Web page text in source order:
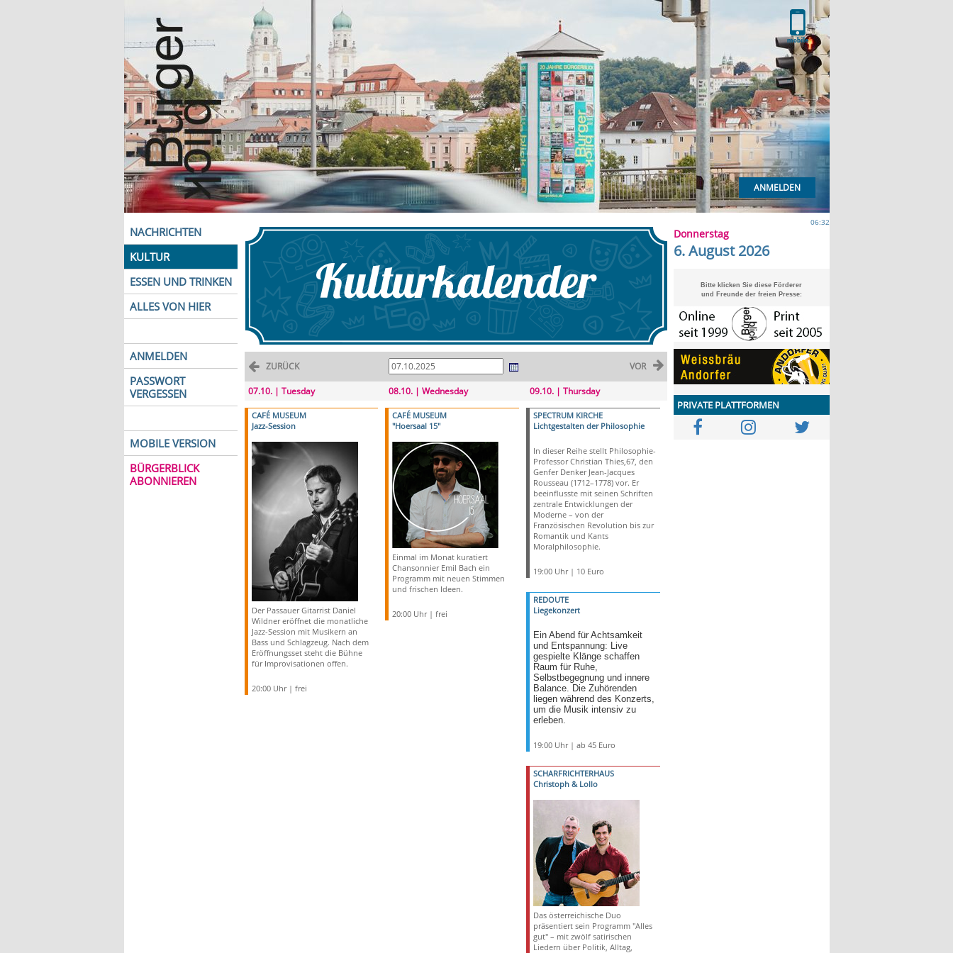
ANMELDEN
NACHRICHTEN
KULTUR
ESSEN UND TRINKEN
ALLES VON HIER
ANMELDEN
PASSWORT
VERGESSEN
MOBILE VERSION
BÜRGERBLICK
ABONNIEREN
ZURÜCK VOR
07.10. | Tuesday
CAFÉ MUSEUM
Jazz-Session
Der Passauer Gitarrist Daniel
Wildner eröffnet die monatliche
Jazz-Session mit Musikern an
Bass und Schlagzeug. Nach dem
Eröffnungsset steht die Bühne
für Improvisationen offen.
20:00 Uhr | frei
08.10. | Wednesday
CAFÉ MUSEUM
"Hoersaal 15"
Einmal im Monat kuratiert
Chansonnier Emil Bach ein
Programm mit neuen Stimmen
und frischen Ideen.
20:00 Uhr | frei
09.10. | Thursday
SPECTRUM KIRCHE
Lichtgestalten der Philosophie
In dieser Reihe stellt Philosophie-
Professor Christian Thies,67, den
Genfer Denker Jean-Jacques
Rousseau (1712–1778) vor. Er
beeinflusste mit seinen Schriften
zentrale Entwicklungen der
Moderne – von der
Französischen Revolution bis zur
Romantik und Kants
Moralphilosophie.
19:00 Uhr | 10 Euro
REDOUTE
Liegekonzert
Ein Abend für Achtsamkeit
und Entspannung: Live
gespielte Klänge schaffen
Raum für Ruhe,
Selbstbegegnung und innere
Balance. Die Zuhörenden
liegen während des Konzerts,
um die Musik intensiv zu
erleben.
19:00 Uhr | ab 45 Euro
SCHARFRICHTERHAUS
Christoph & Lollo
Das österreichische Duo
präsentiert sein Programm "Alles
gut" – mit zwölf satirischen
Liedern über Politik, Alltag,
06:32
Donnerstag
6. August 2026
Bitte klicken Sie diese Förderer
und Freunde der freien Presse:
PRIVATE PLATTFORMEN